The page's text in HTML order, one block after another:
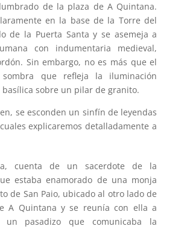
de la plaza de A Quintana.
en la base de la Torre del
de la Puerta Santa y se asemeja a
con indumentaria medieval,
Sin embargo, no es más que el
que refleja la iluminación
sobre un pilar de granito.
se esconden un sinfín de leyendas
explicaremos detalladamente a
cuenta de un sacerdote de la
estaba enamorado de una monja
de San Paio, ubicado al otro lado de
A Quintana y se reunía con ella a
un pasadizo que comunicaba la